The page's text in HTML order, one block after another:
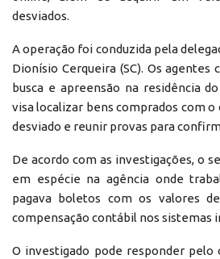
desviados.
A operação foi conduzida pela
Dionísio Cerqueira (SC). Os agentes
busca e apreensão na residência
visa localizar bens comprados com
desviado e reunir provas para
De acordo com as investigações, o
em espécie na agência onde
pagava boletos com os valores
compensação contábil nos sistemas
O investigado pode responder pelo